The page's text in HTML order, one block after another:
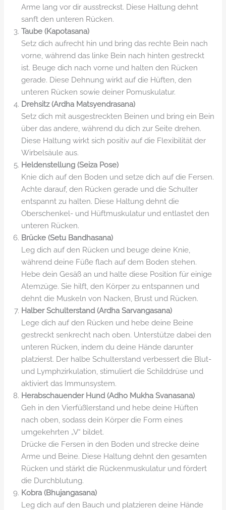
Arme lang vor dir ausstreckst. Diese Haltung dehnt
sanft den unteren Rücken.
Taube (Kapotasana)
Setz dich aufrecht hin und bring das rechte Bein nach
vorne, während das linke Bein nach hinten gestreckt
ist. Beuge dich nach vorne und halten den Rücken
gerade. Diese Dehnung wirkt auf die Hüften, den
unteren Rücken sowie deiner Pomuskulatur.
Drehsitz (Ardha Matsyendrasana)
Setz dich mit ausgestreckten Beinen und bring ein Bein
über das andere, während du dich zur Seite drehen.
Diese Haltung wirkt sich positiv auf die Flexibilität der
Wirbelsäule aus.
Heldenstellung (Seiza Pose)
Knie dich auf den Boden und setze dich auf die Fersen.
Achte darauf, den Rücken gerade und die Schulter
entspannt zu halten. Diese Haltung dehnt die
Oberschenkel- und Hüftmuskulatur und entlastet den
unteren Rücken.
Brücke (Setu Bandhasana)
Leg dich auf den Rücken und beuge deine Knie,
während deine Füße flach auf dem Boden stehen.
Hebe dein Gesäß an und halte diese Position für einige
Atemzüge. Sie hilft, den Körper zu entspannen und
dehnt die Muskeln von Nacken, Brust und Rücken.
Halber Schulterstand (Ardha Sarvangasana)
Lege dich auf den Rücken und hebe deine Beine
gestreckt senkrecht nach oben. Unterstütze dabei den
unteren Rücken, indem du deine Hände darunter
platzierst. Der halbe Schulterstand verbessert die Blut-
und Lymphzirkulation, stimuliert die Schilddrüse und
aktiviert das Immunsystem.
Herabschauender Hund (Adho Mukha Svanasana)
Geh in den Vierfüßlerstand und hebe deine Hüften
nach oben, sodass dein Körper die Form eines
umgekehrten „V“ bildet.
Drücke die Fersen in den Boden und strecke deine
Arme und Beine. Diese Haltung dehnt den gesamten
Rücken und stärkt die Rückenmuskulatur und fördert
die Durchblutung.
Kobra (Bhujangasana)
Leg dich auf den Bauch und platzieren deine Hände